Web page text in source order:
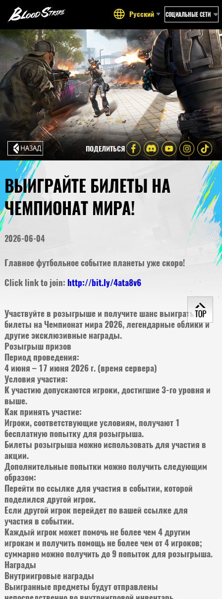
Русский СОЦИАЛЬНЫЕ СЕТИ
ПОДЕЛИТЬСЯ
ВЫИГРАЙТЕ БИЛЕТЫ НА
ЧЕМПИОНАТ МИРА!
2026-06-04
Главное футбольное событие планеты уже скоро!
Click link to join: http://bit.ly/4ata8v6
Участвуйте в розыгрыше и получите шанс выиграть
билеты на Чемпионат мира 2026, легендарные облики и
другие эксклюзивные награды.
Розыгрыш призов
Период проведения:
4 июня – 17 июня 2026 г. (время сервера)
Условия участия:
К участию допускаются игроки, достигшие 3-го уровня и
выше.
Как принять участие:
Игроки, соответствующие условиям, получают 1
бесплатную попытку для розыгрыша.
Билеты розыгрыша можно использовать для участия в
акции.
Дополнительные попытки можно получить следующим
образом:
Перейти по ссылке для участия в событии, которой
поделился другой игрок.
Если другой игрок перейдет по вашей ссылке для
участия в событии.
Каждый игрок может помочь не более чем 4 другим
игрокам и получить помощь не более чем от 4 игроков;
суммарно можно получить до 9 попыток для розыгрыша.
Награды
Внутриигровые награды
Выигранные предметы будут отправлены